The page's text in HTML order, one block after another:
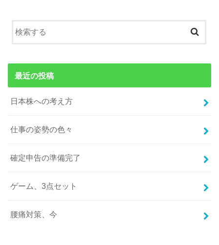
最近の投稿
日本株への考え方
仕事の姿勢の色々
確定申告の準備完了
ゲーム、3点セット
腰痛対策、今